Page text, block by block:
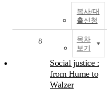
복사/대
출신청
목차
보기
8
Social justice :
from Hume to
Walzer